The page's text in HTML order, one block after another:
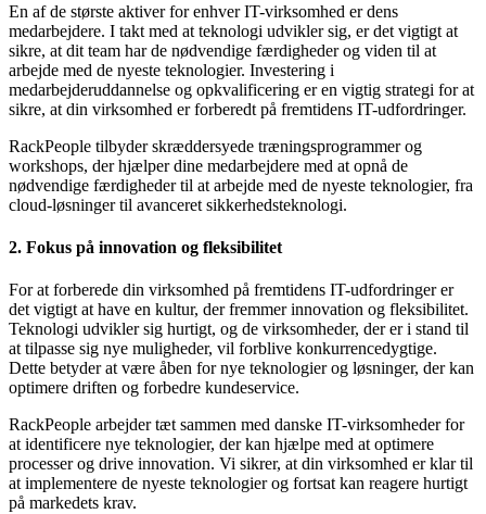
En af de største aktiver for enhver IT-virksomhed er dens
medarbejdere. I takt med at teknologi udvikler sig, er det vigtigt at
sikre, at dit team har de nødvendige færdigheder og viden til at
arbejde med de nyeste teknologier. Investering i
medarbejderuddannelse og opkvalificering er en vigtig strategi for at
sikre, at din virksomhed er forberedt på fremtidens IT-udfordringer.
RackPeople tilbyder skræddersyede træningsprogrammer og
workshops, der hjælper dine medarbejdere med at opnå de
nødvendige færdigheder til at arbejde med de nyeste teknologier, fra
cloud-løsninger til avanceret sikkerhedsteknologi.
2. Fokus på innovation og fleksibilitet
For at forberede din virksomhed på fremtidens IT-udfordringer er
det vigtigt at have en kultur, der fremmer innovation og fleksibilitet.
Teknologi udvikler sig hurtigt, og de virksomheder, der er i stand til
at tilpasse sig nye muligheder, vil forblive konkurrencedygtige.
Dette betyder at være åben for nye teknologier og løsninger, der kan
optimere driften og forbedre kundeservice.
RackPeople arbejder tæt sammen med danske IT-virksomheder for
at identificere nye teknologier, der kan hjælpe med at optimere
processer og drive innovation. Vi sikrer, at din virksomhed er klar til
at implementere de nyeste teknologier og fortsat kan reagere hurtigt
på markedets krav.